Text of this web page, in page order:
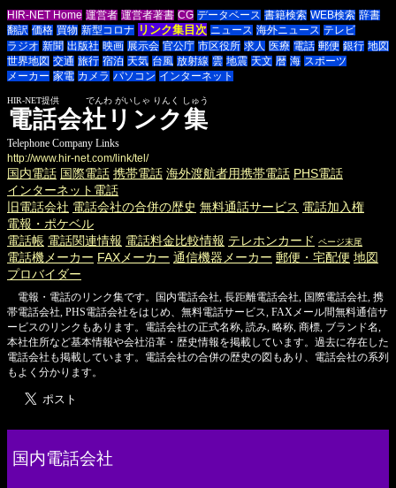
HIR-NET Home 運営者 運営者著書 CG データベース 書籍検索 WEB検索 辞書
翻訳 価格 買物 新型コロナ リンク集目次 ニュース 海外ニュース テレビ
ラジオ 新聞 出版社 映画 展示会 官公庁 市区役所 求人 医療 電話 郵便 銀行 地図
世界地図 交通 旅行 宿泊 天気 台風 放射線 雲 地震 天文 暦 海 スポーツ
メーカー 家電 カメラ パソコン インターネット
電話会社リンク集
HIR-NET提供 でんわ がいしゃ りんく しゅう
Telephone Company Links
http://www.hir-net.com/link/tel/
国内電話 国際電話 携帯電話 海外渡航者用携帯電話 PHS電話
インターネット電話
旧電話会社 電話会社の合併の歴史 無料通話サービス 電話加入権
電報・ポケベル
電話帳 電話関連情報 電話料金比較情報 テレホンカード ページ末尾
電話機メーカー FAXメーカー 通信機器メーカー 郵便・宅配便 地図
プロバイダー
電報・電話のリンク集です。国内電話会社, 長距離電話会社, 国際電話会社, 携
帯電話会社, PHS電話会社をはじめ、無料電話サービス, FAXメール間無料通信サ
ービスのリンクもあります。電話会社の正式名称, 読み, 略称, 商標, ブランド名,
本社住所など基本情報や会社沿革・歴史情報を掲載しています。過去に存在した
電話会社も掲載しています。電話会社の合併の歴史の図もあり、電話会社の系列
もよく分かります。
国内電話会社